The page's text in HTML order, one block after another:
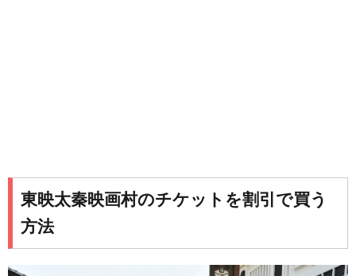
東映太秦映画村のチケットを割引で買う
方法